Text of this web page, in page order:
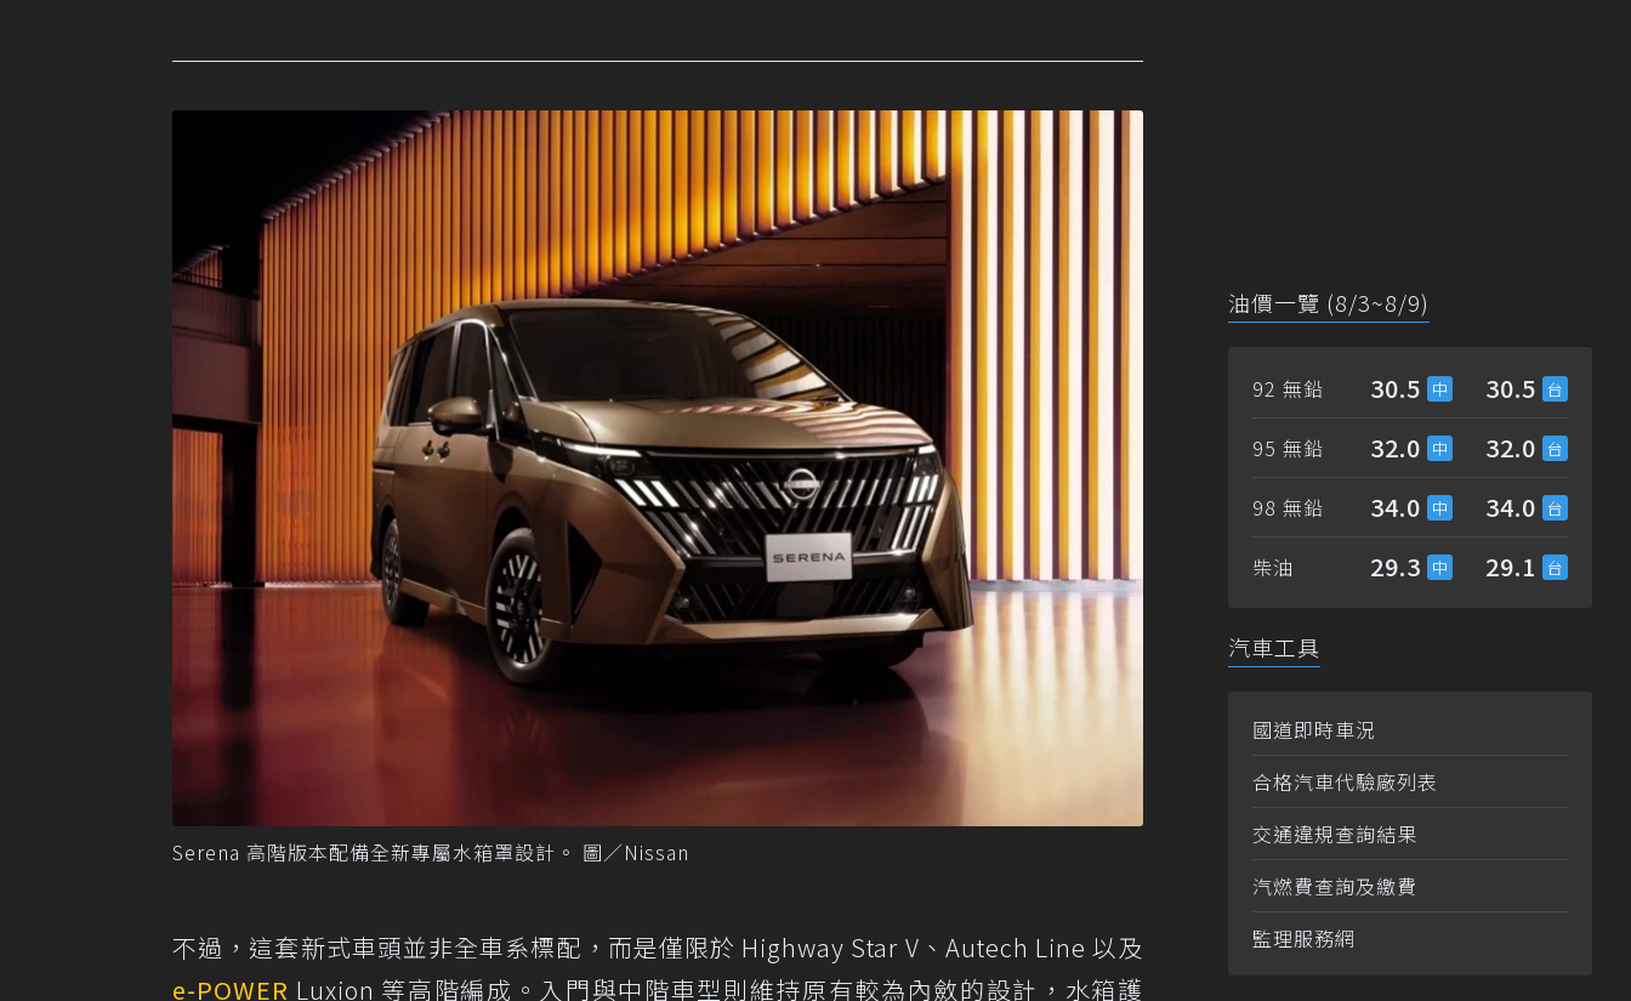
Serena 高階版本配備全新專屬水箱罩設計。 圖／Nissan
不過，這套新式車頭並非全車系標配，而是僅限於 Highway Star V、Autech Line 以及
e-POWER Luxion 等高階編成。入門與中階車型則維持原有較為內斂的設計，水箱護
油價一覽 (8/3~8/9)
92 無鉛 30.5 30.5
95 無鉛 32.0 32.0
98 無鉛 34.0 34.0
柴油 29.3 29.1
汽車工具
國道即時車況
合格汽車代驗廠列表
交通違規查詢結果
汽燃費查詢及繳費
監理服務網